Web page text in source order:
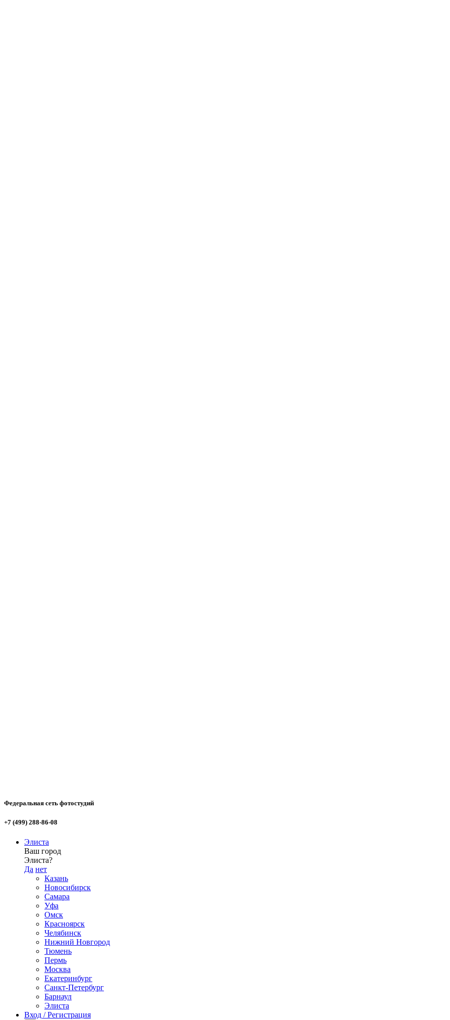
Федеральная сеть фотостудий
+7 (499) 288-86-08
Элиста
Ваш город
Элиста?
Да нет
Казань
Новосибирск
Самара
Уфа
Омск
Красноярск
Челябинск
Нижний Новгород
Тюмень
Пермь
Москва
Екатеринбург
Санкт-Петербург
Барнаул
Элиста
Вход / Регистрация